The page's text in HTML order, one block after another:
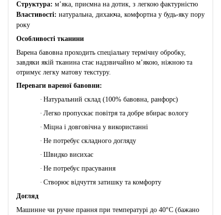
Структура: м’яка, приємна на дотик, з легкою фактурністю
Властивості: натуральна, дихаюча, комфортна у будь-яку пору
року
Особливості тканини
Варена бавовна проходить спеціальну термічну обробку,
завдяки якій тканина стає надзвичайно м’якою, ніжною та
отримує легку матову текстуру.
Переваги вареної бавовни:
· Натуральний склад (100% бавовна, ранфорс)
· Легко пропускає повітря та добре вбирає вологу
· Міцна і довговічна у використанні
· Не потребує складного догляду
· Швидко висихає
· Не потребує прасування
· Створює відчуття затишку та комфорту
Догляд
Машинне чи ручне прання при температурі до 40°C (бажано